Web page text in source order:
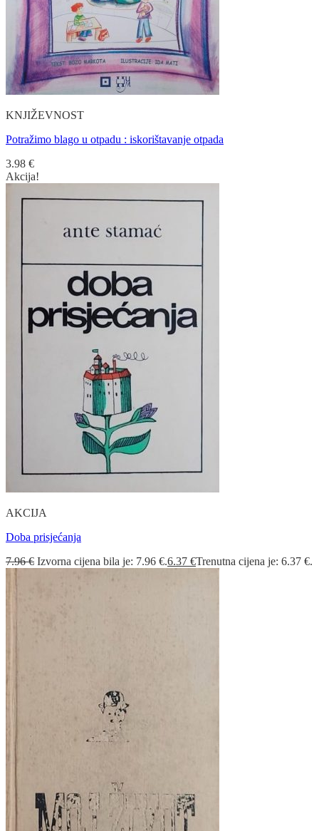
KNJIŽEVNOST
Potražimo blago u otpadu : iskorištavanje otpada
3.98 €
Akcija!
AKCIJA
Doba prisjećanja
7.96€ Izvorna cijena bila je: 7.96 €.6.37 €Trenutna cijena je: 6.37 €.